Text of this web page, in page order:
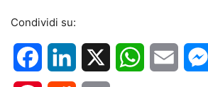
Condividi su:
FacebookLinkedIn WhatsApp
Email